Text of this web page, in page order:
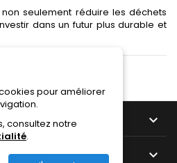
seulement réduire les déchets
dans un futur plus durable et


pour améliorer
consultez notre
.